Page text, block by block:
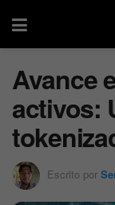
Avance
activos:
Escrito por